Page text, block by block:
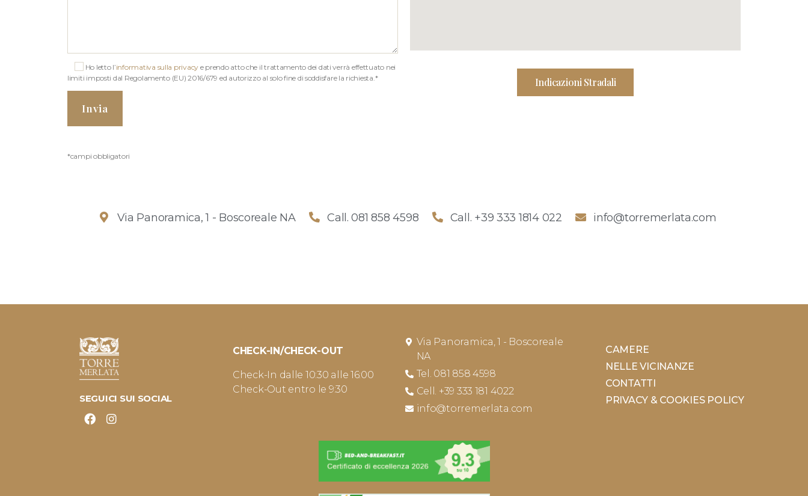
Ho letto l’informativa sulla privacy e prendo atto che il trattamento dei dati verrà effettuato nei
limiti imposti dal Regolamento (EU) 2016/679 ed autorizzo al solo fine di soddisfare la richiesta.*
*campi obbligatori
Indicazioni Stradali
Via Panoramica, 1 - Boscoreale NA Call. 081 858 4598 Call. +39 333 1814 022 info@torremerlata.com
SEGUICI SUI SOCIAL
CHECK-IN/CHECK-OUT
Check-In dalle 10:30 alle 16:00
Check-Out entro le 9:30
Via Panoramica, 1 - Boscoreale
NA
Tel. 081 858 4598
Cell. +39 333 181 4022
info@torremerlata.com
CAMERE
NELLE VICINANZE
CONTATTI
PRIVACY & COOKIES POLICY